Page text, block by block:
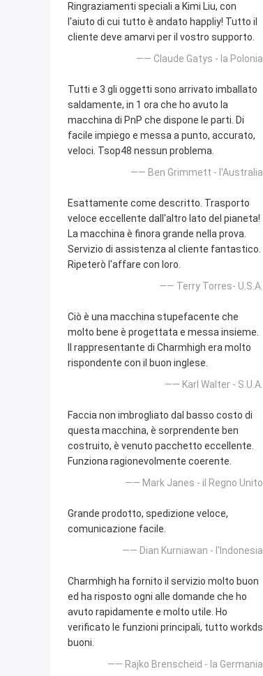
Ringraziamenti speciali a Kimi Liu, con
l'aiuto di cui tutto è andato happliy! Tutto il
cliente deve amarvi per il vostro supporto.
—— Claude Gatys - la Polonia
Tutti e 3 gli oggetti sono arrivato imballato
saldamente, in 1 ora che ho avuto la
macchina di PnP che dispone le parti. Di
facile impiego e messa a punto, accurato,
veloci. Tsop48 nessun problema.
—— Ben Grimmett - l'Australia
Esattamente come descritto. Trasporto
veloce eccellente dall'altro lato del pianeta!
La macchina è finora grande nella prova.
Servizio di assistenza al cliente fantastico.
Ripeterò l'affare con loro.
—— Terry Torres- U.S.A.
Ciò è una macchina stupefacente che
molto bene è progettata e messa insieme.
Il rappresentante di Charmhigh era molto
rispondente con il buon inglese.
—— Karl Walter - S.U.A.
Faccia non imbrogliato dal basso costo di
questa macchina, è sorprendente ben
costruito, è venuto pacchetto eccellente.
Funziona ragionevolmente coerente.
—— Mark Janes - il Regno Unito
Grande prodotto, spedizione veloce,
comunicazione facile.
—— Dian Kurniawan - l'Indonesia
Charmhigh ha fornito il servizio molto buon
ed ha risposto ogni alle domande che ho
avuto rapidamente e molto utile. Ho
verificato le funzioni principali, tutto workds
buoni.
—— Rajko Brenscheid - la Germania